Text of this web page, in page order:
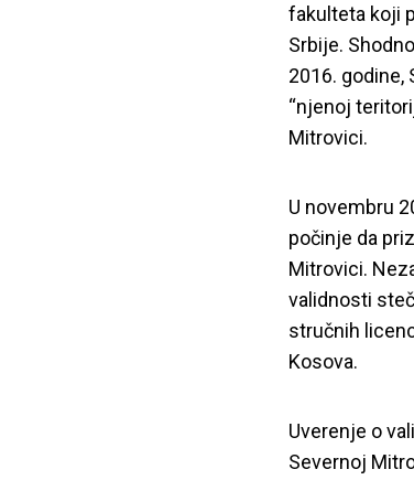
fakulteta koji
Srbije.
2016. godine,
“njenoj
Mitrovici.
U novembru
počinje da
Mitrovici.
validnosti
stručnih
Kosova.
Uverenje o
Severnoj